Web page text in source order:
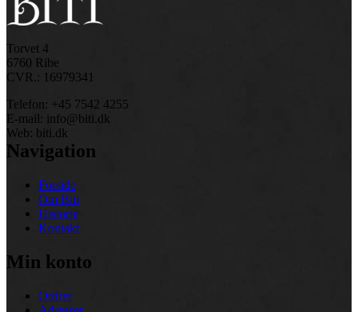
Torvet 4
6760 Ribe
CVR.: 16979341
Telefon: +45 7542 4255
E-mail: info@biti.dk
Web: biti.dk
Navigation
Forside
Om Biti
Historie
Kontakt
Min konto
Ordrer